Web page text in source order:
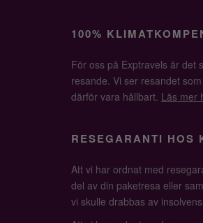
100%
För oss på Exptravels är det
resande. Vi ser resandet
därför vara hållbart. Läs mer
RESEGARANTI HOS
Att vi har ordnat med
del av din paketresa eller
vi skulle drabbas av